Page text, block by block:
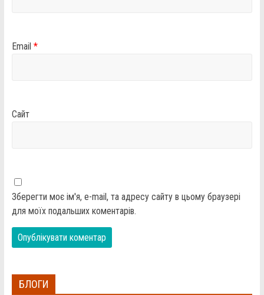
Email *
Сайт
Зберегти моє ім'я, e-mail, та адресу сайту в цьому браузері
для моїх подальших коментарів.
БЛОГИ